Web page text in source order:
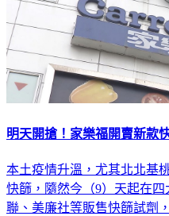
明天開搶！家樂福開賣新款
本土疫情升溫，尤其北北基
快篩，隨然今（9）天起在
聯、美廉社等販售快篩試劑